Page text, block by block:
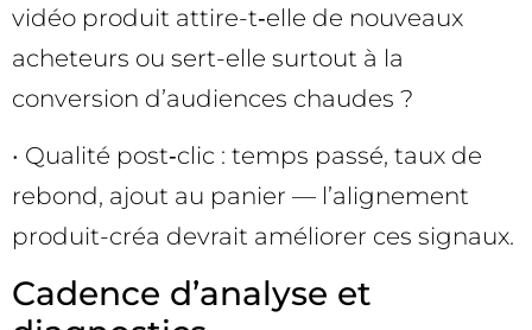
vidéo produit attire-t‑elle de nouveaux
acheteurs ou sert-elle surtout à la
conversion d’audiences chaudes ?
• Qualité post‑clic : temps passé, taux de
rebond, ajout au panier — l’alignement
produit-créa devrait améliorer ces signaux.
Cadence d’analyse et